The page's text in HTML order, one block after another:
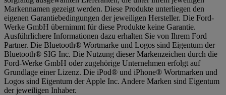
Markennamen gezeigt werden. Diese Produkte unterliegen den
eigenen Garantiebedingungen der jeweiligen Hersteller. Die Ford-
Werke GmbH übernimmt für diese Produkte keine Garantie.
Ausführlichere Informationen dazu erhalten Sie von Ihrem Ford
Partner. Die Bluetooth® Wortmarke und Logos sind Eigentum der
Bluetooth® SIG Inc. Die Nutzung dieser Markenzeichen durch die
Ford-Werke GmbH oder zugehörige Unternehmen erfolgt auf
Grundlage einer Lizenz. Die iPod® und iPhone® Wortmarken und
Logos sind Eigentum der Apple Inc. Andere Marken sind Eigentum
der jeweiligen Inhaber.